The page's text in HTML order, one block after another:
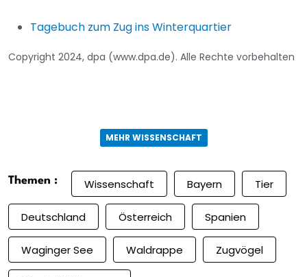
Tagebuch zum Zug ins Winterquartier
Copyright 2024, dpa (www.dpa.de). Alle Rechte vorbehalten
MEHR WISSENSCHAFT
Themen : Wissenschaft Bayern Tier
Deutschland Österreich Spanien
Waginger See Waldrappe Zugvögel